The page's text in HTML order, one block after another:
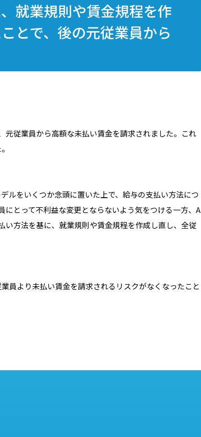
就業規則や賃金規程を作
とで、後の元従業員から
従業員から高額な未払い賃金を請求されました。これ
ルをいくつか念頭に置いた上で、給与の支払い方法につ
とって不利益な変更とならないよう気をつける一方、A
方法を基に、就業規則や賃金規程を作成し直し、全従
員より未払い賃金を請求されるリスクがなくなったこと